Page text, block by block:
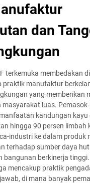
dan
terkemuka membedakan
praktik manufaktur
yang memberikan
masyarakat luas.
kandungan kayu
hingga 90 persen limbah
industri ke dalam produk
terhadap sumber daya
bangunan berkinerja
mencakup praktik
di mana banyak